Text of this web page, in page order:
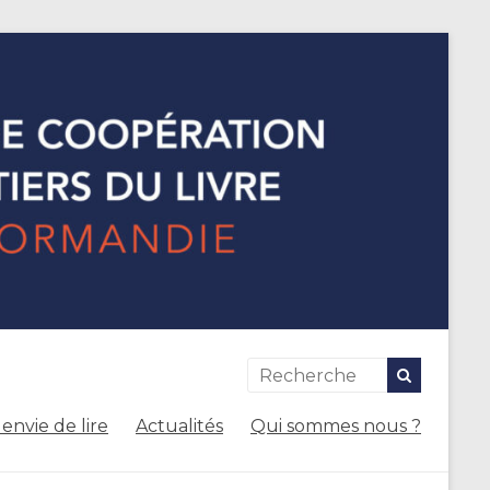
de lire Actualités Qui sommes nous ?